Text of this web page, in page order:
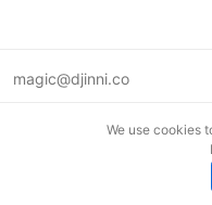
magic@djinni.co
We use cookies